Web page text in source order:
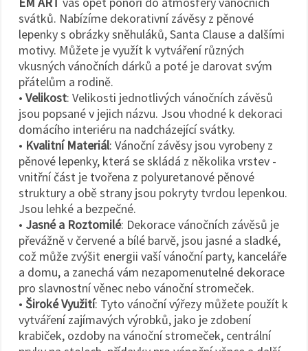
svátků. Nabízíme dekorativní závěsy z pěnové
lepenky s obrázky sněhuláků, Santa Clause a dalšími
motivy. Můžete je využít k vytváření různých
vkusných vánočních dárků a poté je darovat svým
přátelům a rodině.
• Velikost: Velikosti jednotlivých vánočních závěsů
jsou popsané v jejich názvu. Jsou vhodné k dekoraci
domácího interiéru na nadcházející svátky.
• Kvalitní Materiál: Vánoční závěsy jsou vyrobeny z
pěnové lepenky, která se skládá z několika vrstev -
vnitřní část je tvořena z polyuretanové pěnové
struktury a obě strany jsou pokryty tvrdou lepenkou.
Jsou lehké a bezpečné.
• Jasné a Roztomilé: Dekorace vánočních závěsů je
převážně v červené a bílé barvě, jsou jasné a sladké,
což může zvýšit energii vaší vánoční party, kanceláře
a domu, a zanechá vám nezapomenutelné dekorace
pro slavnostní věnec nebo vánoční stromeček.
• Široké Využití: Tyto vánoční výřezy můžete použít k
vytváření zajímavých výrobků, jako je zdobení
krabiček, ozdoby na vánoční stromeček, centrální